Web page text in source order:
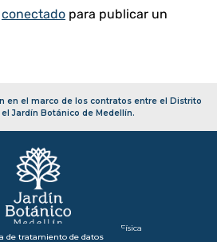
conectado para publicar un
en el marco de los contratos entre el Distrito
Jardín Botánico de Medellín.
Secretaría de Infraestructura Física
de tratamiento de datos